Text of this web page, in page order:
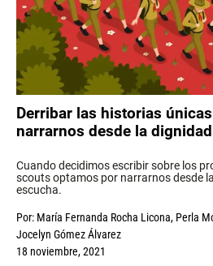
Derribar las historias
narrarnos desde la dignidad
Cuando decidimos escribir sobre los
scouts optamos por narrarnos desde
escucha.
Por: María Fernanda Rocha Licona, Perla
Jocelyn Gómez Álvarez
18 noviembre, 2021